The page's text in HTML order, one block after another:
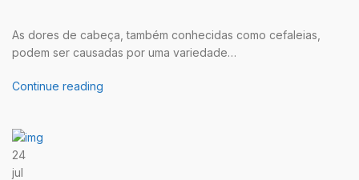
As dores de cabeça, também conhecidas como cefaleias,
podem ser causadas por uma variedade…
Continue reading
24
jul